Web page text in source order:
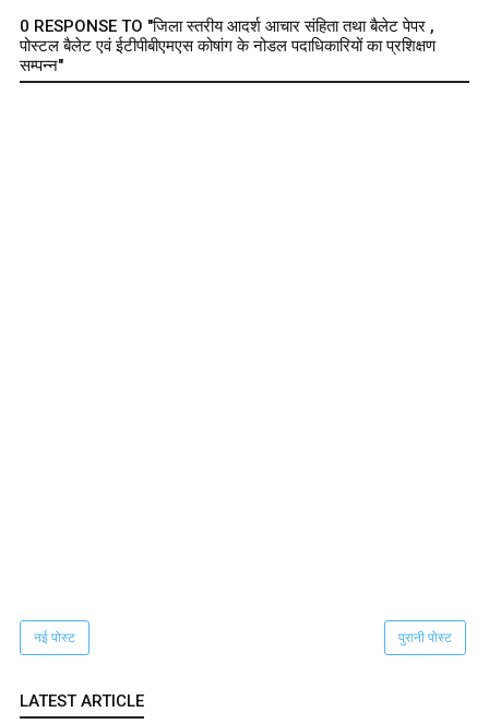
0 RESPONSE TO "जिला स्तरीय आदर्श आचार संहिता तथा बैलेट पेपर ,
पोस्टल बैलेट एवं ईटीपीबीएमएस कोषांग के नोडल पदाधिकारियों का प्रशिक्षण
सम्पन्न"
नई पोस्ट पुरानी पोस्ट
LATEST ARTICLE